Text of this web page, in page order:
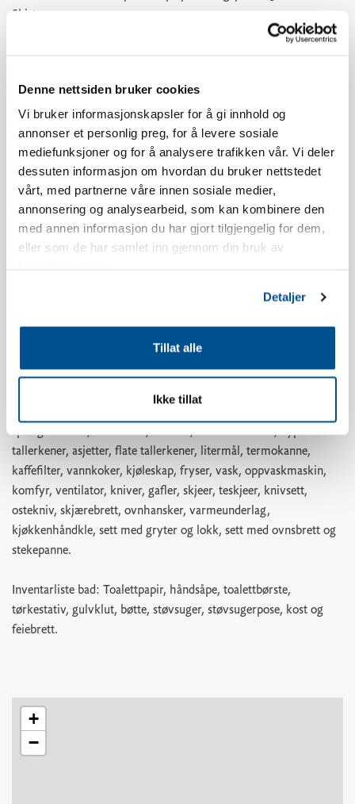
Denne nettsiden bruker cookies
Vi bruker informasjonskapsler for å gi innhold og
annonser et personlig preg, for å levere sosiale
mediefunksjoner og for å analysere trafikken vår. Vi deler
dessuten informasjon om hvordan du bruker nettstedet
vårt, med partnerne våre innen sosiale medier,
annonsering og analysearbeid, som kan kombinere den
med annen informasjon du har gjort tilgjengelig for dem,
eller som de har samlet inn gjennom din bruk av
Detaljer
Tillat alle
Ikke tillat
Skistua.
Røyking er ikke tillatt, se våre bookingbetingelser for mer info.
Leiligheten har sydvendt balkong, utsikt og beliggenhet vil
variere i forhold til hvilket bygg man bor i.
Det kan forekomme støy fra restauranten Olympique utover
kvelden i ferieperioder og helger.
Leiligheten er nyoppført.
Inventarliste kjøkken: Oppvasksåpe, oppvaskmaskintabletter,
kjøkkenpapirholder, ildfast glassform, kakeform, kjevle, saks,
teskjeer, bakepensel, visp, slikkepotte, kjøkkenredskaper,
egghakker, potetskreller, rivjern, hvitløkspresse, korketrekker,
tallerkener, asjetter, flate tallerkener, litermål, termokanne,
kaffefilter, vannkoker, kjøleskap, fryser, vask, oppvaskmaskin,
komfyr, ventilator, kniver, gafler, skjeer, teskjeer, knivsett,
ostekniv, skjærebrett, ovnhansker, varmeunderlag,
kjøkkenhåndkle, sett med gryter og lokk, sett med ovnsbrett og
stekepanne.
Inventarliste bad: Toalettpapir, håndsåpe, toalettbørste,
tørkestativ, gulvklut, bøtte, støvsuger, støvsugerpose, kost og
feiebrett.
+
−